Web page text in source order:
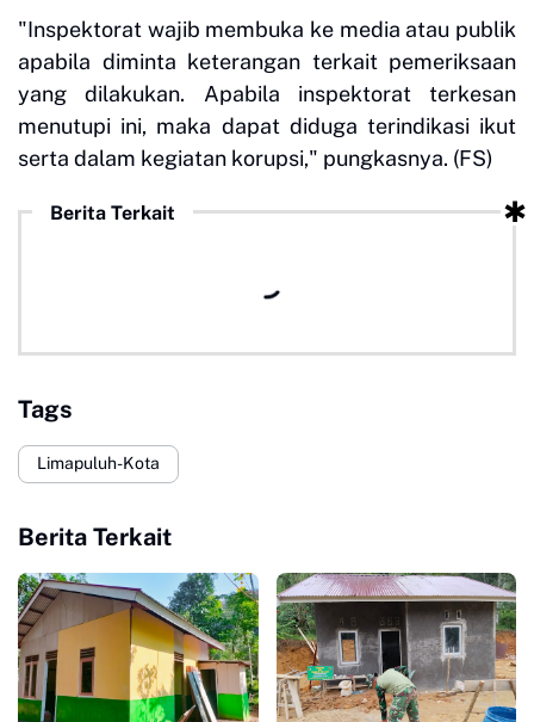
"Inspektorat wajib membuka ke media atau publik
apabila diminta keterangan terkait pemeriksaan
yang dilakukan. Apabila inspektorat terkesan
menutupi ini, maka dapat diduga terindikasi ikut
serta dalam kegiatan korupsi," pungkasnya. (FS)
Berita Terkait
Tags
Limapuluh-Kota
Berita Terkait